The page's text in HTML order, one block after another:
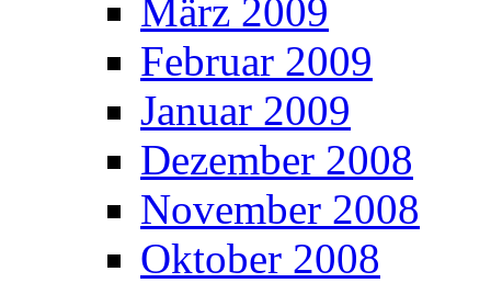
März 2009
Februar 2009
Januar 2009
Dezember 2008
November 2008
Oktober 2008